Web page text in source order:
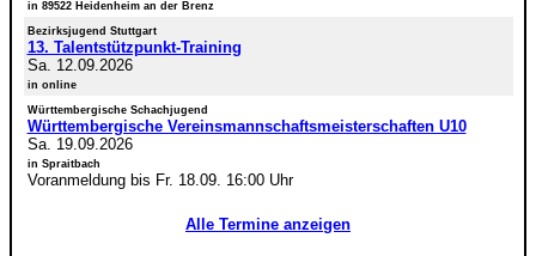
in 89522 Heidenheim an der Brenz
Bezirksjugend Stuttgart
13. Talentstützpunkt-Training
Sa. 12.09.2026
in online
Württembergische Schachjugend
Württembergische Vereinsmannschaftsmeisterschaften U10
Sa. 19.09.2026
in Spraitbach
Voranmeldung bis Fr. 18.09. 16:00 Uhr
Alle Termine anzeigen